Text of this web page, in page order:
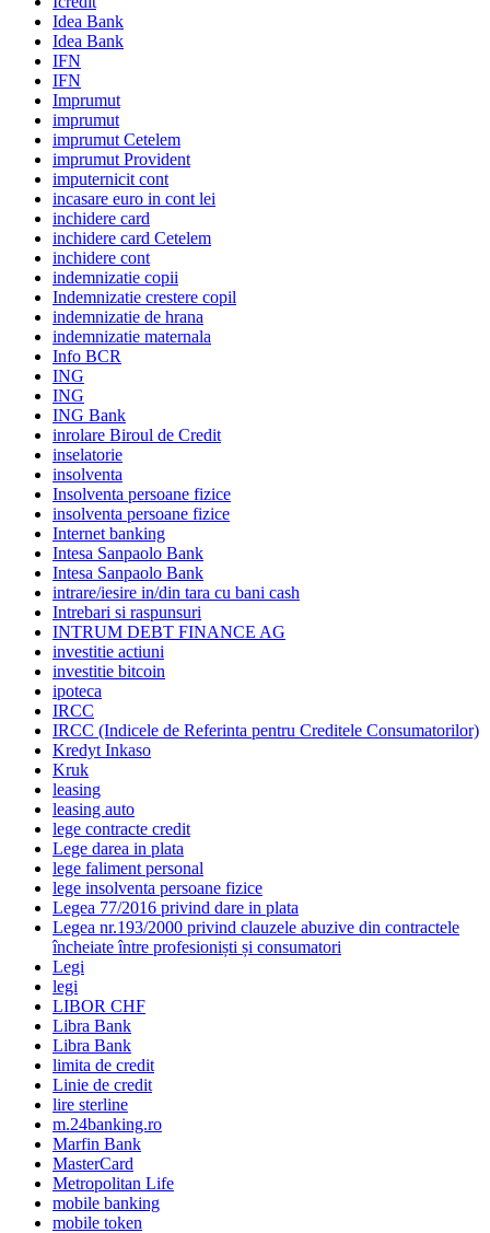
Idea Bank
Idea Bank
IFN
IFN
Imprumut
imprumut
imprumut Cetelem
imprumut Provident
imputernicit cont
incasare euro in cont lei
inchidere card
inchidere card Cetelem
inchidere cont
indemnizatie copii
Indemnizatie crestere copil
indemnizatie de hrana
indemnizatie maternala
Info BCR
ING
ING
ING Bank
inrolare Biroul de Credit
inselatorie
insolventa
Insolventa persoane fizice
insolventa persoane fizice
Internet banking
Intesa Sanpaolo Bank
Intesa Sanpaolo Bank
intrare/iesire in/din tara cu bani cash
Intrebari si raspunsuri
INTRUM DEBT FINANCE AG
investitie actiuni
investitie bitcoin
ipoteca
IRCC
IRCC (Indicele de Referinta pentru Creditele Consumatorilor)
Kredyt Inkaso
Kruk
leasing
leasing auto
lege contracte credit
Lege darea in plata
lege faliment personal
lege insolventa persoane fizice
Legea 77/2016 privind dare in plata
Legea nr.193/2000 privind clauzele abuzive din contractele
încheiate între profesioniști și consumatori
Legi
legi
LIBOR CHF
Libra Bank
Libra Bank
limita de credit
Linie de credit
lire sterline
m.24banking.ro
Marfin Bank
MasterCard
Metropolitan Life
mobile banking
mobile token